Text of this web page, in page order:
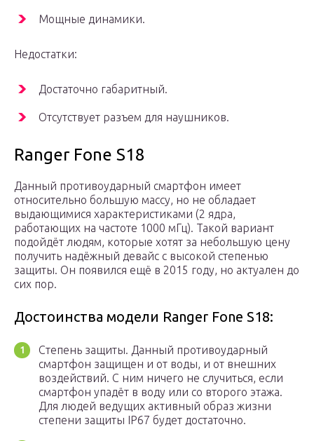
Мощные динамики.
Недостатки:
Достаточно габаритный.
Отсутствует разъем для наушников.
Ranger Fone S18
Данный противоударный смартфон имеет
относительно большую массу, но не обладает
выдающимися характеристиками (2 ядра,
работающих на частоте 1000 мГц). Такой вариант
подойдёт людям, которые хотят за небольшую цену
получить надёжный девайс с высокой степенью
защиты. Он появился ещё в 2015 году, но актуален до
сих пор.
Достоинства модели Ranger Fone S18:
Степень защиты. Данный противоударный
смартфон защищен и от воды, и от внешних
воздействий. С ним ничего не случиться, если
смартфон упадёт в воду или со второго этажа.
Для людей ведущих активный образ жизни
степени защиты IP67 будет достаточно.